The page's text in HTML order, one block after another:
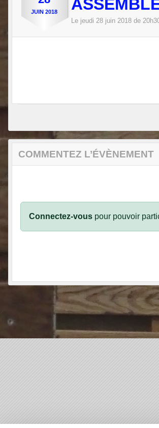
JUIN 2018
Le jeudi 28 juin 2018 de
COMMENTEZ L’ÉVÈNEMENT
Connectez-vous pour pouvoir